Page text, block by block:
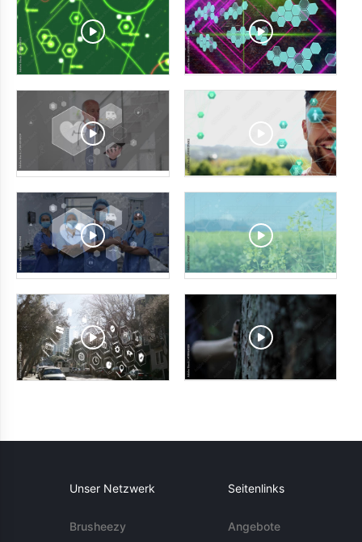
Unser Netzwerk
Brusheezy
Seitenlinks
Angebote